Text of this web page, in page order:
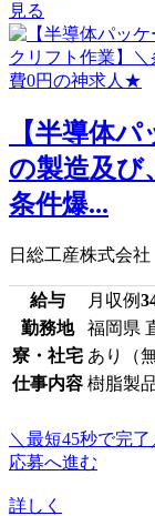
見る
【半導体
の製造及び
条件爆...
日総工産株式会社
給与 月収例
勤務地
福岡県
寮・社宅 あり（
仕事内容 樹脂製
＼最短45秒で完了
応募へ進む
詳しく